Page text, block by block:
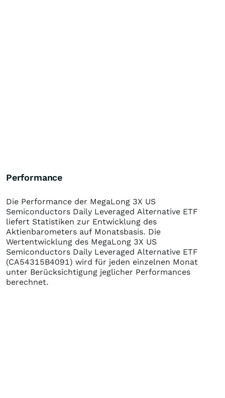
Performance
Die Performance der MegaLong 3X US
Semiconductors Daily Leveraged Alternative ETF
liefert Statistiken zur Entwicklung des
Aktienbarometers auf Monatsbasis. Die
Wertentwicklung des MegaLong 3X US
Semiconductors Daily Leveraged Alternative ETF
(CA54315B4091) wird für jeden einzelnen Monat
unter Berücksichtigung jeglicher Performances
berechnet.